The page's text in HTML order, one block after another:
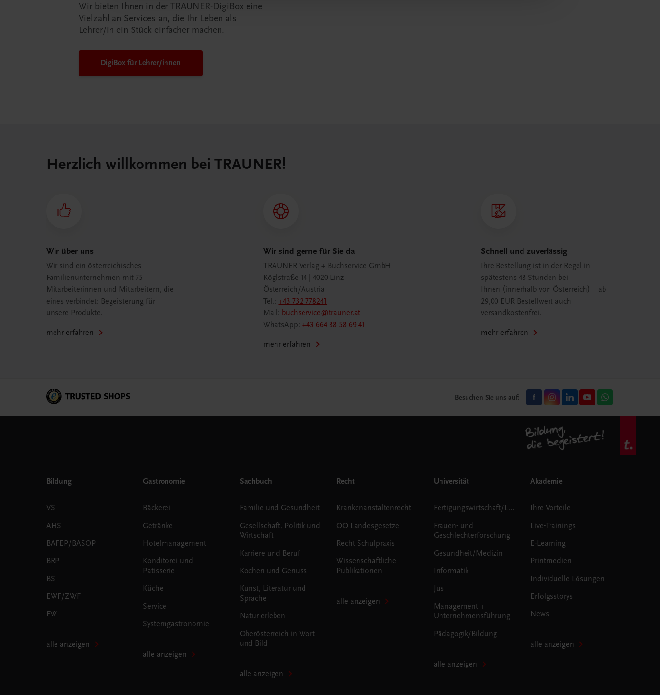
Wir bieten Ihnen in der TRAUNER-DigiBox eine
Vielzahl an Services an, die Ihr Leben als
Lehrer/in ein Stück einfacher machen.
DigiBox für Lehrer/innen
Herzlich willkommen bei TRAUNER!
Wir über uns
Wir sind ein österreichisches
Familienunternehmen mit 75
Mitarbeiterinnen und Mitarbeitern, die
eines verbindet: Begeisterung für
unsere Produkte.
mehr erfahren
Wir sind gerne für Sie da
TRAUNER Verlag + Buchservice GmbH
Köglstraße 14 | 4020 Linz
Österreich/Austria
Tel.:+43 732 778241
Mail: buchservice@trauner.at
WhatsApp:+43 664 88 58 69 41
mehr erfahren
Schnell und zuverlässig
Ihre Bestellung ist in der Regel in
spätestens 48 Stunden bei
Ihnen (innerhalb von Österreich) – ab
29,00 EUR Bestellwert auch
versandkostenfrei.
mehr erfahren
Besuchen Sie uns auf:
Bildung
VS
AHS
BAFEP/BASOP
BRP
BS
EWF/ZWF
FW
alle anzeigen
Gastronomie
Bäckerei
Getränke
Hotelmanagement
Konditorei und
Patisserie
Küche
Service
Systemgastronomie
alle anzeigen
Sachbuch
Familie und Gesundheit
Gesellschaft, Politik und
Wirtschaft
Karriere und Beruf
Kochen und Genuss
Kunst, Literatur und
Sprache
Natur erleben
Oberösterreich in Wort
und Bild
alle anzeigen
Recht
Krankenanstaltenrecht
OÖ Landesgesetze
Recht Schulpraxis
Wissenschaftliche
Publikationen
alle anzeigen
Universität
Fertigungswirtschaft/Logistik
Frauen- und
Geschlechterforschung
Gesundheit/Medizin
Informatik
Jus
Management +
Unternehmensführung
Pädagogik/Bildung
alle anzeigen
Akademie
Ihre Vorteile
Live-Trainings
E-Learning
Printmedien
Individuelle Lösungen
Erfolgsstorys
News
alle anzeigen